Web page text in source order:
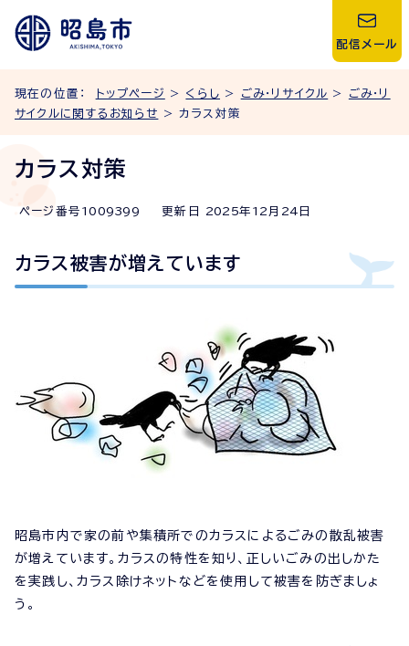
配信メール
現在の位置： トップページ > くらし > ごみ・リサイクル > ごみ・リ
サイクルに関するお知らせ
> カラス対策
カラス対策
ページ番号 1009399 更新日 2025年 12 月 24 日
カラス被害が増えています
昭島市内で家の前や集積所でのカラスによるごみの散乱被害
が増えています。カラスの特性を知り、正しいごみの出しかた
を実践し、カラス除けネットなどを使用して被害を防ぎましょ
う。